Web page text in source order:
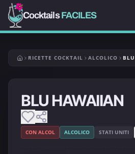
CocktailsFACILES
RICETTE COCKTAIL ALCOLICO
BLU HAWAIIAN
CON ALCOL ALCOLICO STATI UNITI